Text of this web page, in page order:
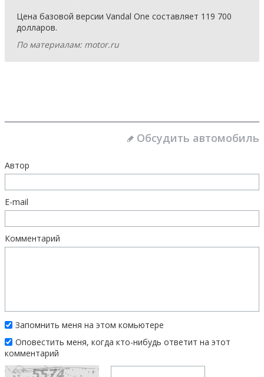
Цена базовой версии Vandal One составляет 119 700
долларов.
По материалам: motor.ru
Обсудить автомобиль
Автор
E-mail
Комментарий
Запомнить меня на этом комьютере
Оповестить меня, когда кто-нибудь ответит на этот
комментарий